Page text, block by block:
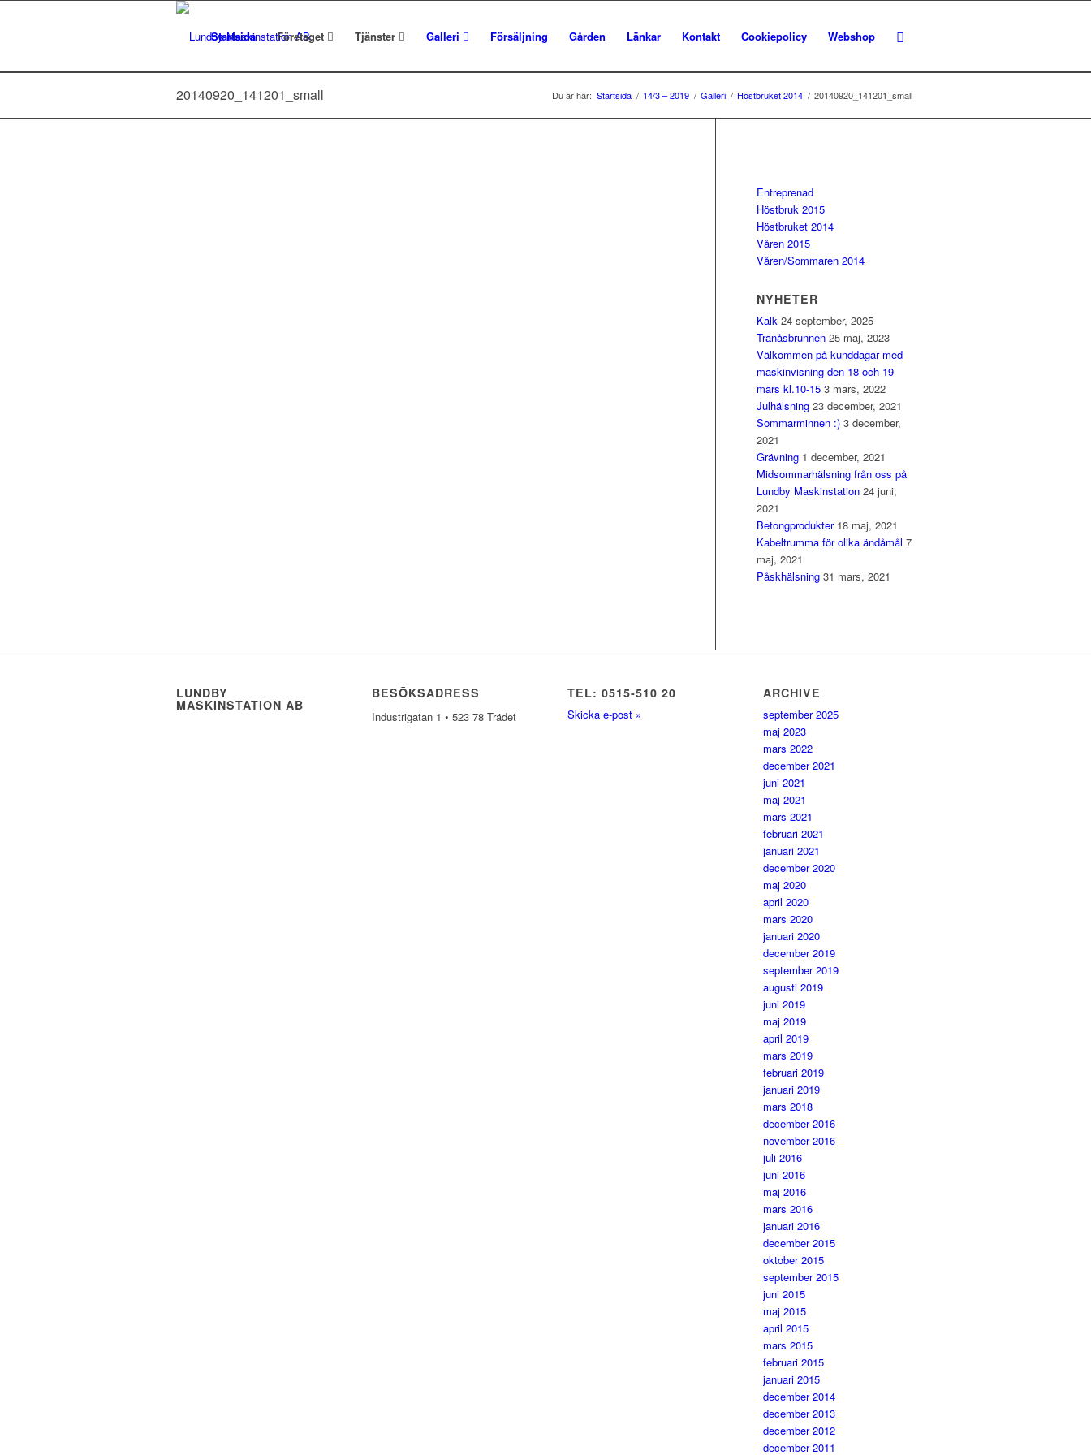
Startsida Företaget Tjänster Galleri Försäljning Gården Länkar Kontakt Cookiepolicy Webshop
20140920_141201_small Du är här: Startsida / 14/3 – 2019 / Galleri / Höstbruket 2014 / 20140920_141201_small
Entreprenad
Höstbruk 2015
Höstbruket 2014
Våren 2015
Våren/Sommaren 2014
NYHETER
Kalk 24 september, 2025
Tranåsbrunnen 25 maj, 2023
Välkommen på kunddagar med
maskinvisning den 18 och 19
mars kl.10-15 3 mars, 2022
Julhälsning 23 december, 2021
Sommarminnen :) 3 december,
2021
Grävning 1 december, 2021
Midsommarhälsning från oss på
Lundby Maskinstation 24 juni,
2021
Betongprodukter 18 maj, 2021
Kabeltrumma för olika ändåmål 7
maj, 2021
Påskhälsning 31 mars, 2021
LUNDBY
MASKINSTATION AB
BESÖKSADRESS
Industrigatan 1 • 523 78 Trädet
TEL: 0515-510 20
Skicka e-post »
ARCHIVE
september 2025
maj 2023
mars 2022
december 2021
juni 2021
maj 2021
mars 2021
februari 2021
januari 2021
december 2020
maj 2020
april 2020
mars 2020
januari 2020
december 2019
september 2019
augusti 2019
juni 2019
maj 2019
april 2019
mars 2019
februari 2019
januari 2019
mars 2018
december 2016
november 2016
juli 2016
juni 2016
maj 2016
mars 2016
januari 2016
december 2015
oktober 2015
september 2015
juni 2015
maj 2015
april 2015
mars 2015
februari 2015
januari 2015
december 2014
december 2013
december 2012
december 2011